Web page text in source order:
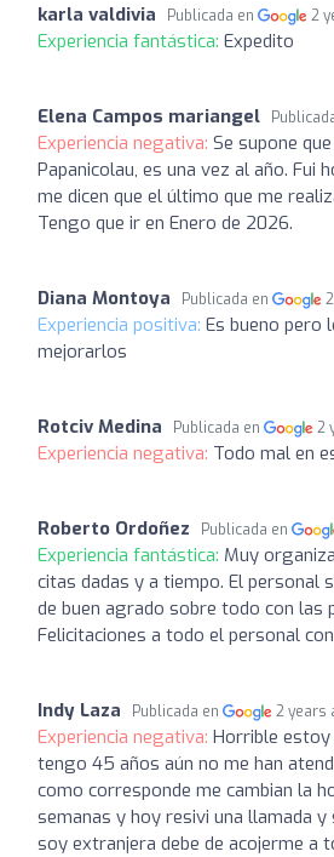
karla valdivia Publicada en 2
Experiencia fantástica: Expedito
Elena Campos mariangel
Experiencia negativa: Se supone
Papanicolau, es una vez al año. Fui
me dicen que el último que me
Tengo que ir en Enero de 2026.
Diana Montoya Publicada en
Experiencia positiva: Es bueno pero
mejorarlos
Rotciv Medina Publicada en 2
Experiencia negativa: Todo mal en
Roberto Ordoñez Publicada en
Experiencia fantástica: Muy
citas dadas y a tiempo. El personal
de buen agrado sobre todo con las
Felicitaciones a todo el personal
Indy Laza Publicada en 2 years
Experiencia negativa: Horrible estoy
tengo 45 años aún no me han
como corresponde me cambian la
semanas y hoy resivi una llamada y
soy extranjera debe de acojerme a